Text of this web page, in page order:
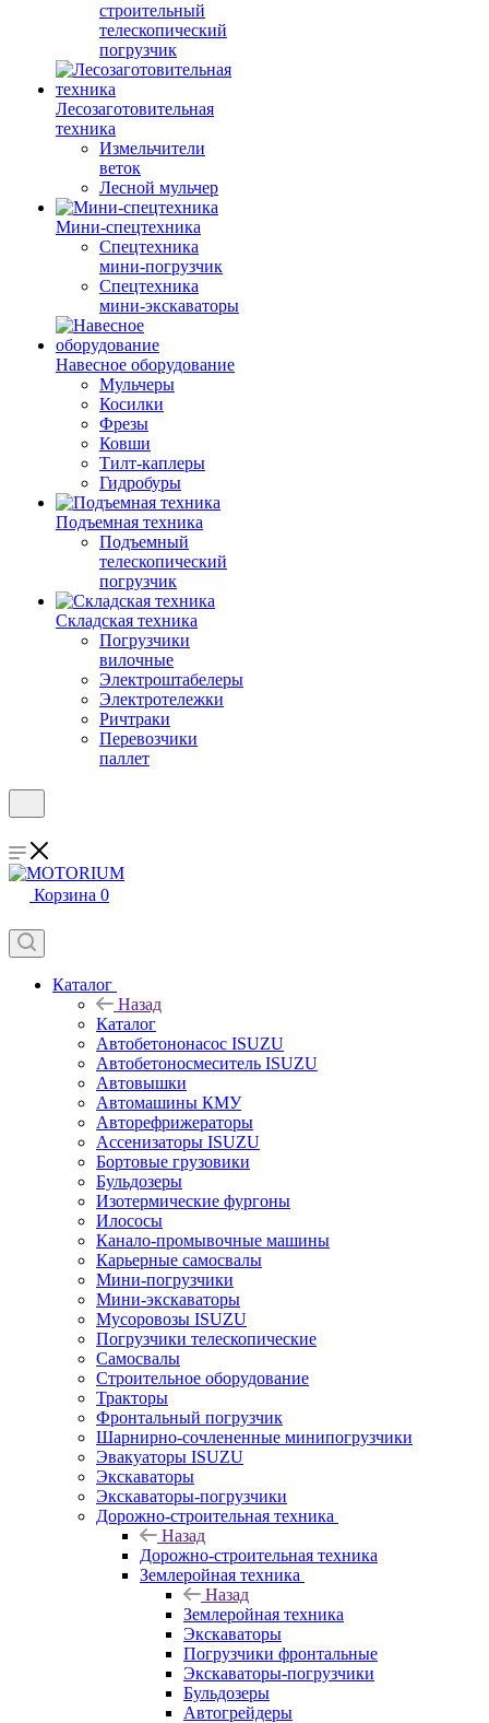
строительный
телескопический
погрузчик
Лесозаготовительная
техника
Измельчители
веток
Лесной мульчер
Мини-спецтехника
Спецтехника
мини-погрузчик
Спецтехника
мини-экскаваторы
Навесное оборудование
Мульчеры
Косилки
Фрезы
Ковши
Тилт-каплеры
Гидробуры
Подъемная техника
Подъемный
телескопический
погрузчик
Складская техника
Погрузчики
вилочные
Электроштабелеры
Электротележки
Ричтраки
Перевозчики
паллет
Корзина 0
Каталог
Назад
Каталог
Автобетононасос ISUZU
Автобетоносмеситель ISUZU
Автовышки
Автомашины КМУ
Авторефрижераторы
Ассенизаторы ISUZU
Бортовые грузовики
Бульдозеры
Изотермические фургоны
Илососы
Канало-промывочные машины
Карьерные самосвалы
Мини-погрузчики
Мини-экскаваторы
Мусоровозы ISUZU
Погрузчики телескопические
Самосвалы
Строительное оборудование
Тракторы
Фронтальный погрузчик
Шарнирно-сочлененные минипогрузчики
Эвакуаторы ISUZU
Экскаваторы
Экскаваторы-погрузчики
Дорожно-строительная техника
Назад
Дорожно-строительная техника
Землеройная техника
Назад
Землеройная техника
Экскаваторы
Погрузчики фронтальные
Экскаваторы-погрузчики
Бульдозеры
Автогрейдеры